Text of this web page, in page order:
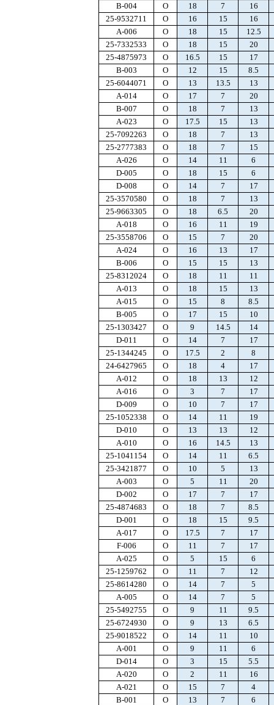
B-004
O 18 7
16
25-9532711
O 16 15
16
A-006
O 18 15
12.5
25-7332533
O 18 15
20
25-4875973
O 16.5 15
17
B-003
O 12 15
8.5
25-6044071
O 13 13.5
13
A-014
O 17 7
20
B-007
O 18 7
13
A-023
O 17.5 15
13
25-7092263
O 18 7
13
25-2777383
O 18 7
15
A-026
O 14 11
6
D-005
O 18 15
6
D-008
O 14 7
17
25-3570580
O 18 7
13
25-9663305
O 18 6.5
20
A-018
O 16 11
19
25-3558706
O 15 7
20
A-024
O 16 13
17
B-006
O 15 15
13
25-8312024
O 18 11
11
A-013
O 18 15
13
A-015
O 15 8
8.5
B-005
O 17 15
10
25-1303427
O 9 14.5
14
D-011
O 14 7
17
25-1344245
O 17.5 2
8
24-6427965
O 18 4
17
A-012
O 18 13
12
A-016
O 3 7
17
D-009
O 10 7
17
25-1052338
O 14 11
19
D-010
O 13 13
12
A-010
O 16 14.5
13
25-1041154
O 14 11
6.5
25-3421877
O 10 5
13
A-003
O 5 11
20
D-002
O 17 7
17
25-4874683
O 18 7
8.5
D-001
O 18 15
9.5
A-017
O 17.5 7
17
F-006
O 11 7
17
A-025
O 5 15
6
25-1259762
O 11 7
12
25-8614280
O 14 7
5
A-005
O 14 7
5
25-5492755
O 9 11
9.5
25-6724930
O 9 13
6.5
25-9018522
O 14 11
10
A-001
O 9 11
6
D-014
O 3 15
5.5
A-020
O 2 11
16
A-021
O 15 7
4
B-001
O 13 7
6